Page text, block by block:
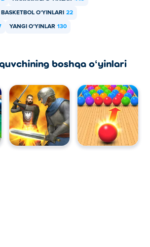
BASKETBOL OʻYINLARI 22
YANGI OʻYINLAR 130
boshqa oʻyinlari